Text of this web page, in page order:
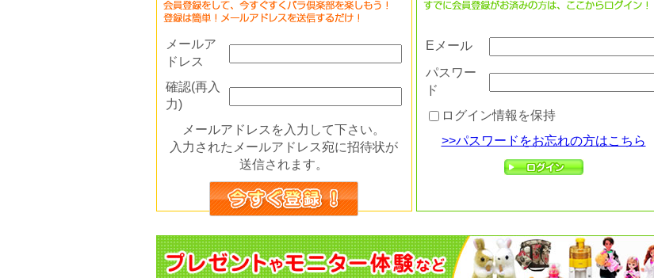
メールア
ドレス
確認(再入
力)
メールアドレスを入力して下さい。
入力されたメールアドレス宛に招待状が
送信されます。
Eメール
パスワー
ド
ログイン情報を保持
>>パスワードをお忘れの方はこちら